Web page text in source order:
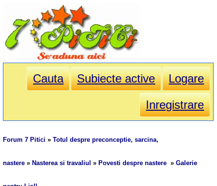
Cauta Subiecte active
Logare
Inregistrare
Forum 7 Pitici »Totul despre preconceptie, sarcina,
nastere » Nasterea si travaliul » Povesti despre nastere »Galerie